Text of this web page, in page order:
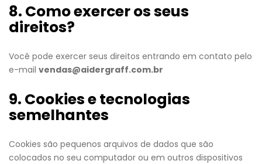
8. Como exercer os seus
direitos?
Você pode exercer seus direitos entrando em contato pelo
e-mail vendas@aidergraff.com.br
9. Cookies e tecnologias
semelhantes
Cookies são pequenos arquivos de dados que são
colocados no seu computador ou em outros dispositivos